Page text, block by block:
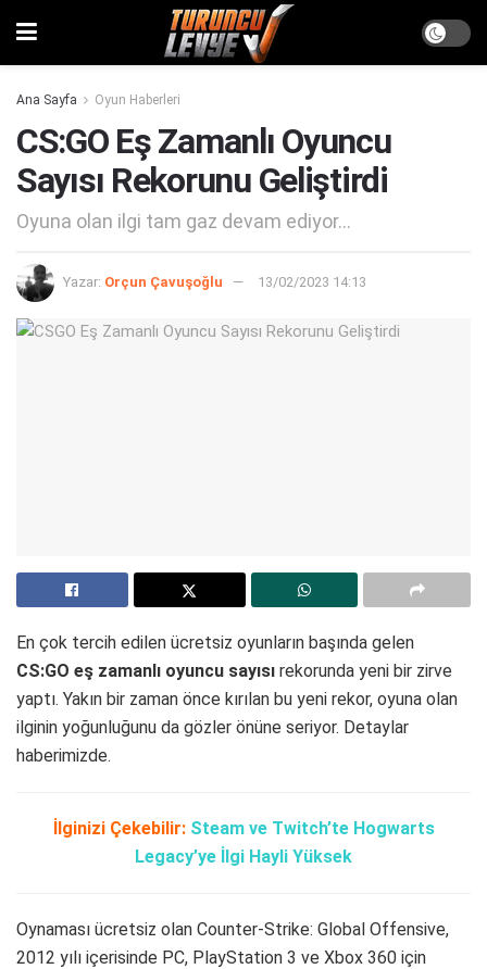
Ana Sayfa Oyun Haberleri
CS:GO Eş Zamanlı Oyuncu
Sayısı Rekorunu Geliştirdi
Oyuna olan ilgi tam gaz devam ediyor...
Yazar: Orçun Çavuşoğlu 13/02/2023 14:13
En çok tercih edilen ücretsiz oyunların başında gelen
CS:GO eş zamanlı oyuncu sayısı rekorunda yeni bir zirve
yaptı. Yakın bir zaman önce kırılan bu yeni rekor, oyuna olan
ilginin yoğunluğunu da gözler önüne seriyor. Detaylar
haberimizde.
İlginizi Çekebilir: Steam ve Twitch’te Hogwarts
Legacy’ye İlgi Hayli Yüksek
Oynaması ücretsiz olan Counter-Strike: Global Offensive,
2012 yılı içerisinde PC, PlayStation 3 ve Xbox 360 için